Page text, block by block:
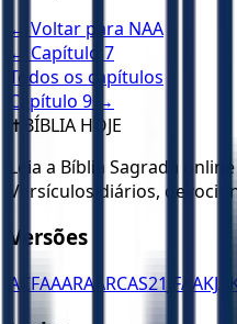
← Voltar para NAA
← Capítulo 7
Todos os capítulos
Capítulo 9 →
✝️ BÍBLIA HOJE
Leia a Bíblia Sagrada
Versículos diários,
Versões
ACFAAARA ARCAS21 JFAAKJA